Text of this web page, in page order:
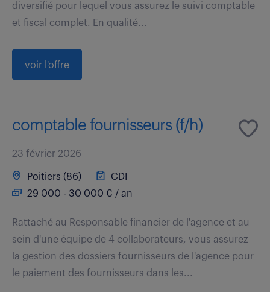
diversifié pour lequel vous assurez le suivi comptable
et fiscal complet. En qualité...
voir l'offre
comptable fournisseurs (f/h)
23 février 2026
Poitiers (86)
CDI
29 000 - 30 000 € / an
Rattaché au Responsable financier de l'agence et au
sein d'une équipe de 4 collaborateurs, vous assurez
la gestion des dossiers fournisseurs de l'agence pour
le paiement des fournisseurs dans les...